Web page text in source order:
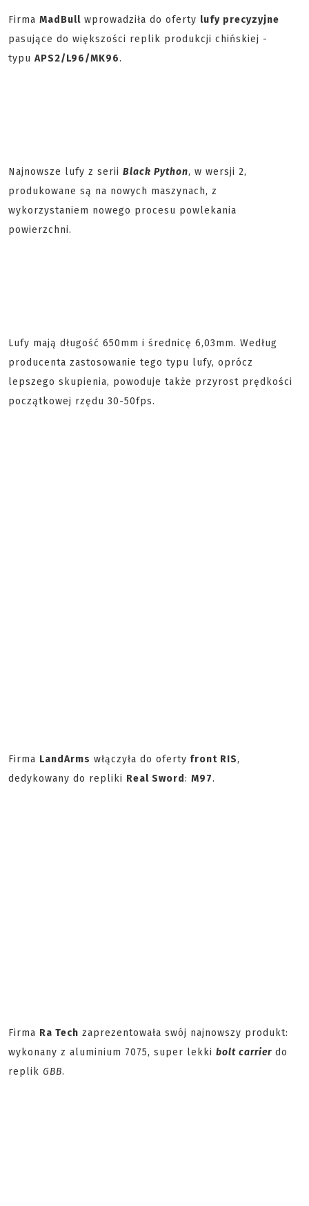
Firma MadBull wprowadziła do oferty lufy precyzyjne
pasujące do większości replik produkcji chińskiej -
typu APS2/L96/MK96.
Najnowsze lufy z serii Black Python, w wersji 2,
produkowane są na nowych maszynach, z
wykorzystaniem nowego procesu powlekania
powierzchni.
Lufy mają długość 650mm i średnicę 6,03mm. Według
producenta zastosowanie tego typu lufy, oprócz
lepszego skupienia, powoduje także przyrost prędkości
początkowej rzędu 30-50fps.
Firma LandArms włączyła do oferty front RIS,
dedykowany do repliki Real Sword: M97.
Firma Ra Tech zaprezentowała swój najnowszy produkt:
wykonany z aluminium 7075, super lekki bolt carrier do
replik GBB.